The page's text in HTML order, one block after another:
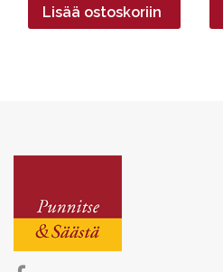
Lisää ostoskoriin